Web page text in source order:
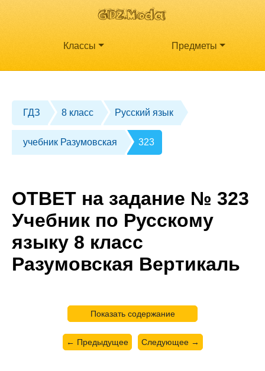
Классы Предметы
ГДЗ 8 класс Русский язык
учебник Разумовская 323
ОТВЕТ на задание № 323
Учебник по Русскому
языку 8 класс
Разумовская Вертикаль
Показать содержание
← Предыдущее Следующее →